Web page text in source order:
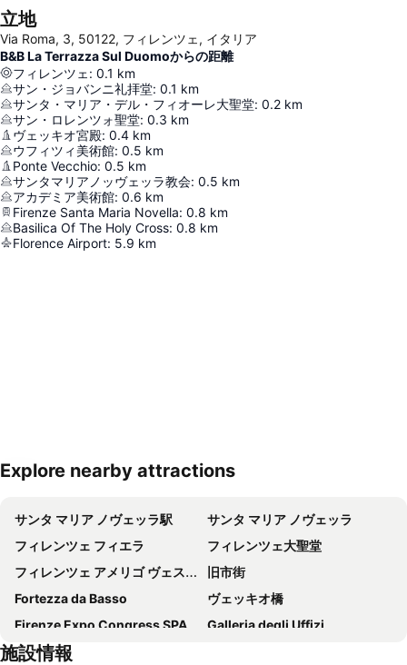
立地
Via Roma, 3, 50122, フィレンツェ, イタリア
B&B La Terrazza Sul Duomoからの距離
フィレンツェ : 0.1 km
サン・ジョバンニ礼拝堂: 0.1 km
サンタ・マリア・デル・フィオーレ大聖堂: 0.2 km
サン・ロレンツォ聖堂: 0.3 km
ヴェッキオ宮殿: 0.4 km
ウフィツィ美術館: 0.5 km
Ponte Vecchio: 0.5 km
サンタマリアノッヴェッラ教会: 0.5 km
アカデミア美術館: 0.6 km
Firenze Santa Maria Novella: 0.8 km
Basilica Of The Holy Cross: 0.8 km
Florence Airport: 5.9 km
地図を拡大
Explore nearby attractions
サンタ マリア ノヴェッラ駅
サンタ マリア ノヴェッラ
フィレンツェ フィエラ
フィレンツェ大聖堂
フィレンツェ アメリゴ ヴェスプッチ空港
旧市街
Fortezza da Basso
ヴェッキオ橋
Firenze Expo Congress SPA
Galleria degli Uffizi
アカデミア美術館
施設情報